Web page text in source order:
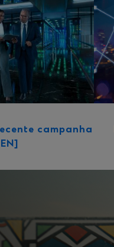
campanha